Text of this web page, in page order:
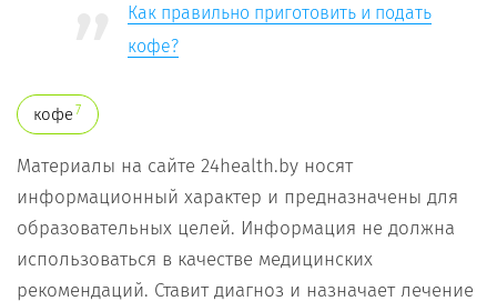
Как правильно приготовить и подать
кофе?
кофе7
Материалы на сайте 24health.by носят
информационный характер и предназначены для
образовательных целей. Информация не должна
использоваться в качестве медицинских
рекомендаций. Ставит диагноз и назначает лечение